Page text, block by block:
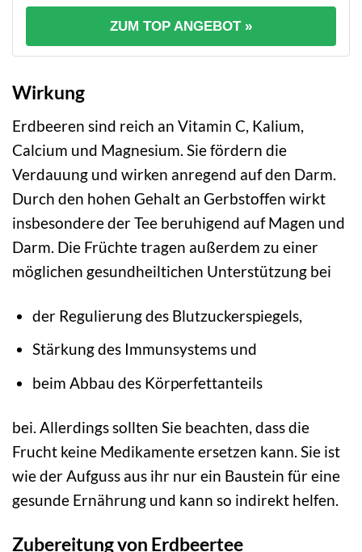
ZUM TOP ANGEBOT »
Wirkung
Erdbeeren sind reich an Vitamin C, Kalium,
Calcium und Magnesium. Sie fördern die
Verdauung und wirken anregend auf den Darm.
Durch den hohen Gehalt an Gerbstoffen wirkt
insbesondere der Tee beruhigend auf Magen und
Darm. Die Früchte tragen außerdem zu einer
möglichen gesundheiltichen Unterstützung bei
der Regulierung des Blutzuckerspiegels,
Stärkung des Immunsystems und
beim Abbau des Körperfettanteils
bei. Allerdings sollten Sie beachten, dass die
Frucht keine Medikamente ersetzen kann. Sie ist
wie der Aufguss aus ihr nur ein Baustein für eine
gesunde Ernährung und kann so indirekt helfen.
Zubereitung von Erdbeertee